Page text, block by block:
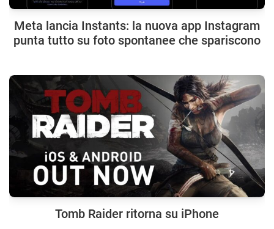
Meta lancia Instants: la nuova app Instagram
punta tutto su foto spontanee che spariscono
Tomb Raider ritorna su iPhone